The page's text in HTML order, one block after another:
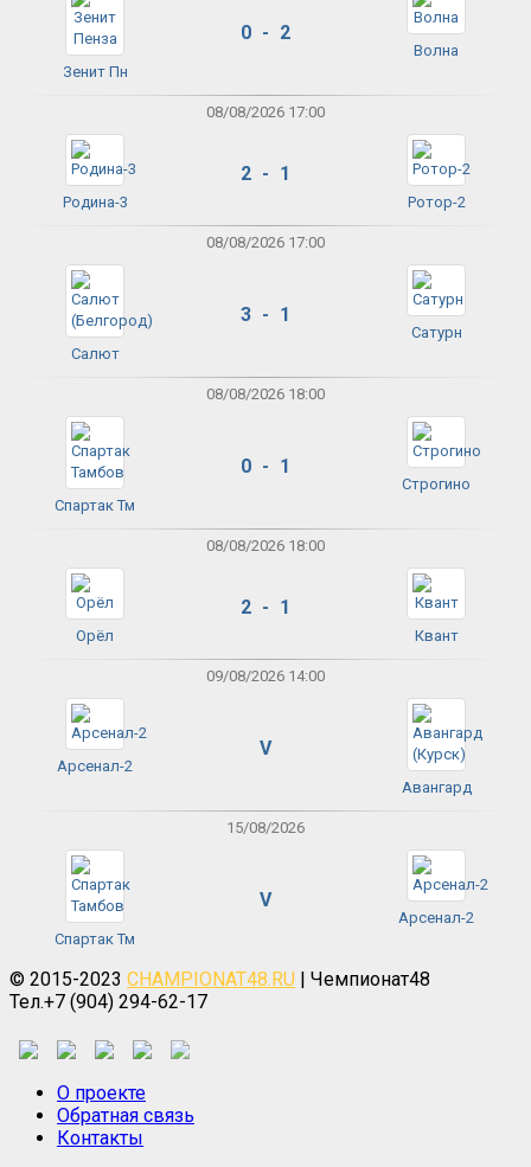
Зенит Пн
0 - 2
Волна
08/08/2026 17:00
Родина-3
2 - 1
Ротор-2
08/08/2026 17:00
Салют
3 - 1
Сатурн
08/08/2026 18:00
Спартак Тм
0 - 1
Строгино
08/08/2026 18:00
Орёл
2 - 1
Квант
09/08/2026 14:00
Арсенал-2
V
Авангард
15/08/2026
Спартак Тм
V
Арсенал-2
© 2015-2023 CHAMPIONAT48.RU | Чемпионат48
Тел.+7 (904) 294-62-17
О проекте
Обратная связь
Контакты